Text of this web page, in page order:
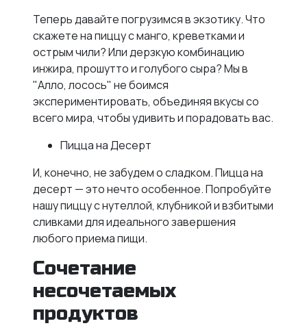
Теперь давайте погрузимся в экзотику. Что
скажете на пиццу с манго, креветками и
острым чили? Или дерзкую комбинацию
инжира, прошутто и голубого сыра? Мы в
"Алло, лосось" не боимся
экспериментировать, объединяя вкусы со
всего мира, чтобы удивить и порадовать вас.
Пицца на Десерт
И, конечно, не забудем о сладком. Пицца на
десерт — это нечто особенное. Попробуйте
нашу пиццу с нутеллой, клубникой и взбитыми
сливками для идеального завершения
любого приема пищи.
Сочетание
несочетаемых
продуктов